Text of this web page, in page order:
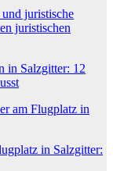
juristische
juristischen
in Salzgitter: 12
am Flugplatz in
in Salzgitter: